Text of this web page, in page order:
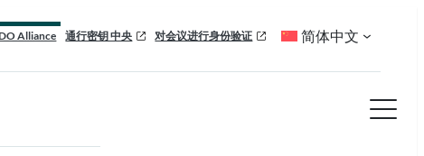
Alliance 通行密钥 中央 对会议进行身份验证 简体中文